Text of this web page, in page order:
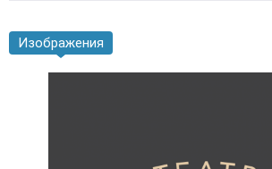
Изображения